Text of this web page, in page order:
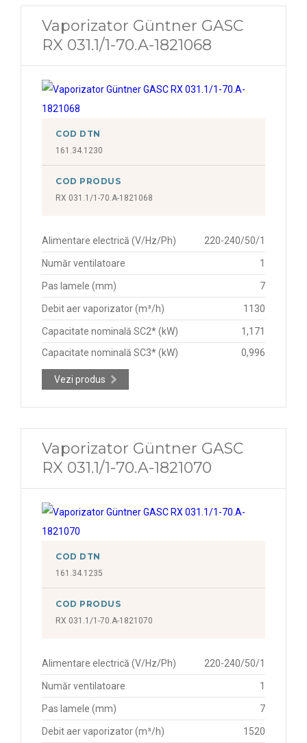
Vaporizator Güntner GASC
RX 031.1/1-70.A-1821068
COD DTN
161.34.1230
COD PRODUS
RX 031.1/1-70.A-1821068
Alimentare electrică (V/Hz/Ph) 220-240/50/1
Număr ventilatoare 1
Pas lamele (mm) 7
Debit aer vaporizator (m³/h) 1130
Capacitate nominală SC2* (kW)
1,171
Capacitate nominală SC3* (kW)
0,996
Vezi produs
Vaporizator Güntner GASC
RX 031.1/1-70.A-1821070
COD DTN
161.34.1235
COD PRODUS
RX 031.1/1-70.A-1821070
Alimentare electrică (V/Hz/Ph) 220-240/50/1
Număr ventilatoare 1
Pas lamele (mm) 7
Debit aer vaporizator (m³/h) 1520